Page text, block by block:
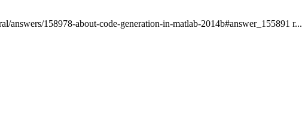
158978-about-code-generation-in-matlab-2014b#answer_155891 r...